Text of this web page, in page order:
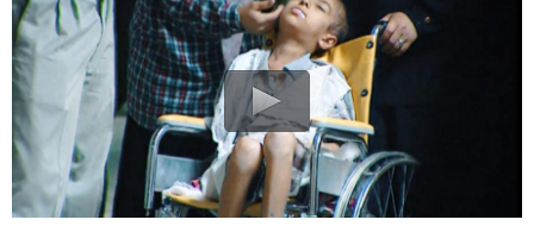
WhatsApp y Viber: +98 921 79 29 404
Instagram como: hispan_tv